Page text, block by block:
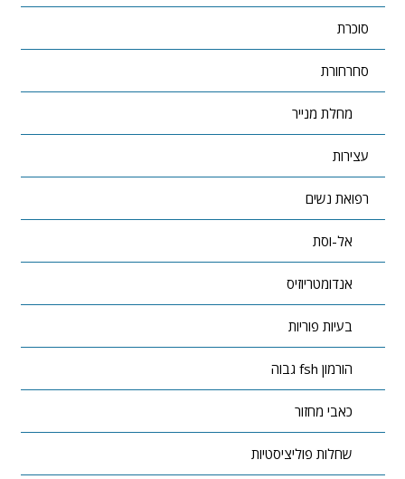
סוכרת
סחרחורת
מחלת מנייר
עצירות
רפואת נשים
אל-וסת
אנדומטריוזיס
בעיות פוריות
הורמון fsh גבוה
כאבי מחזור
שחלות פוליציסטיות